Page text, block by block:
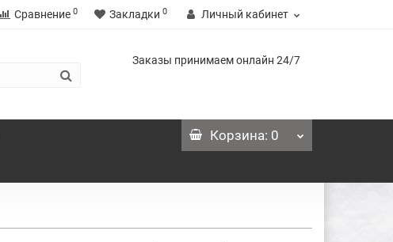
Сравнение 0 Закладки 0 Личный кабинет
Заказы принимаем онлайн 24/7
Корзина: 0